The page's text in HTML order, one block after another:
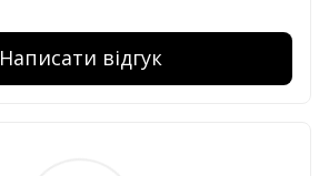
Написати відгук